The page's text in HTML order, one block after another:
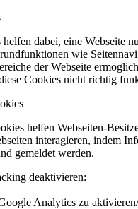
dabei, eine Webseite
wie
der Webseite
Cookies nicht richtig
helfen Webseiten-
interagieren, indem
gemeldet werden.
deaktivieren:
Analytics zu